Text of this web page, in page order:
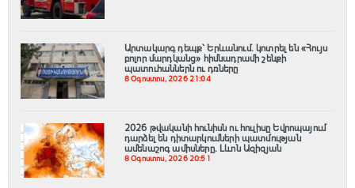
Արտակարգ դեպք՝ Երևանում․ կոտրել են «Հույս
բոլոր մարդկանց» հիմնադրամի շենքի
պատուհաններն ու դռները
8 Օգոստոս, 2026 21:04
2026 թվականի հունիսն ու հուլիսը Եվրոպայում
դարձել են դիտարկումների պատմության
ամենաշոգ ամիսները․ Լևոն Ազիզյան
8 Օգոստոս, 2026 20:51